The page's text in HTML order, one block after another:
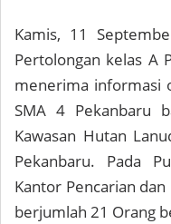
Kamis, 11
Pertolongan kelas A
menerima informasi
SMA 4 Pekanbaru
Kawasan Hutan
Pekanbaru. Pada
Kantor Pencarian
berjumlah 21 Orang